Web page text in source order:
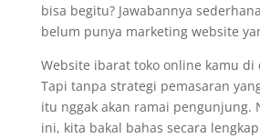
bisa begitu? Jawabannya
belum punya marketing website
Website ibarat toko online kamu
Tapi tanpa strategi pemasaran
itu nggak akan ramai pengunjung.
ini, kita bakal bahas secara